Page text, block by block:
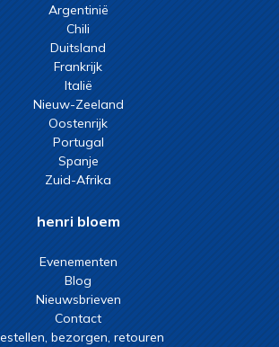
Argentinië
Chili
Duitsland
Frankrijk
Italië
Nieuw-Zeeland
Oostenrijk
Portugal
Spanje
Zuid-Afrika
henri bloem
Evenementen
Blog
Nieuwsbrieven
Contact
bezorgen, retouren